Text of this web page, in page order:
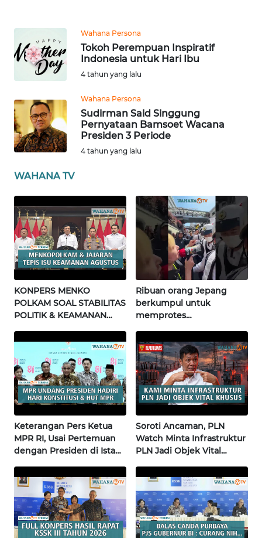
Wahana Persona
Tokoh Perempuan Inspiratif
Indonesia untuk Hari Ibu
4 tahun yang lalu
Wahana Persona
Sudirman Said Singgung
Pernyataan Bamsoet Wacana
Presiden 3 Periode
4 tahun yang lalu
WAHANA TV
KONPERS MENKO
POLKAM SOAL STABILITAS
POLITIK & KEAMANAN
Terkini
Ribuan orang Jepang
berkumpul untuk
memprotes
pertama di Fujisawa
Keterangan Pers Ketua
MPR RI, Usai Pertemuan
dengan Presiden di Istana
Soroti Ancaman, PLN
Watch Minta Infrastruktur
PLN Jadi Objek Vital
Research
ANUGERAH
NEWS
AKHLAK
SONYA
ASA
NEWS
Informasi
INDEKS
BERITA
KONTAK
KAMI
INFO
IKLAN
PEDOMAN
MEDIA
SIBER
REDAKSI
KARIR
DISCLAIMER
Wahana